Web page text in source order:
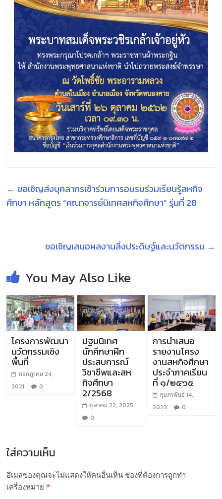
← ขอเชิญส่งบุคลากรเข้าร่วมการอบรมร่วมเรียนรู้สหกิจ
ศึกษา หลักสูตร “คณาจารย์นิเทศสหกิจศึกษา” รุ่นที่ 28
ขอเชิญเสนอผลงานสิ่งประดิษฐ์และนวัตกรรม →
You May Also Like
โครงการพัฒนา
นวัตกรรมเชิง
พื้นที่
กรกฎาคม 24,
2021
0
ปฐมนิเทศ
นักศึกษาฝึก
ประสบการณ์
วิชาชีพและสห
กิจศึกษา
2/2568
ตุลาคม 22, 2025
0
การนำเสนอ
รายงานโครง
งานสหกิจศึกษา
ประจำภาคเรียน
ที่ ๑/๒๕๖๕
กุมภาพันธ์ 14,
2023
0
ใส่ความเห็น
อีเมลของคุณจะไม่แสดงให้คนอื่นเห็น ช่องที่ต้องการถูกทำ
เครื่องหมาย*